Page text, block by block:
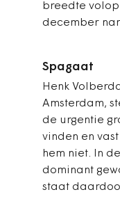
breedte volop
december
Spagaat
Henk
Amsterdam,
de urgentie
vinden en
hem niet. In
dominant
staat